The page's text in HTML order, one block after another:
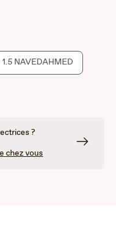
1.5 NAVEDAHMED
?
chez vous